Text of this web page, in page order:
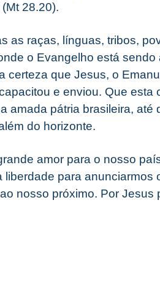
28.20).
as raças, línguas, tribos,
o Evangelho está sendo
certeza que Jesus, o
e enviou. Que esta
amada pátria brasileira, até
do horizonte.
amor para o nosso
para anunciarmos
nosso próximo. Por Jesus